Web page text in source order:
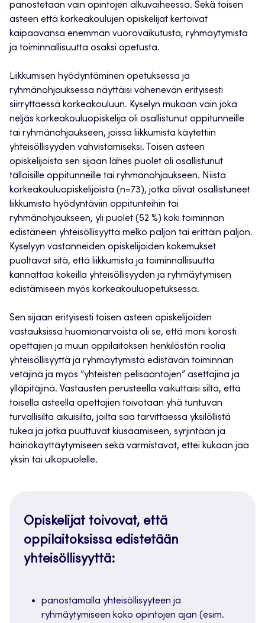
panostetaan vain opintojen alkuvaiheessa. Sekä toisen
asteen että korkeakoulujen opiskelijat kertoivat
kaipaavansa enemmän vuorovaikutusta, ryhmäytymistä
ja toiminnallisuutta osaksi opetusta.
Liikkumisen hyödyntäminen opetuksessa ja
ryhmänohjauksessa näyttäisi vähenevän erityisesti
siirryttäessä korkeakouluun. Kyselyn mukaan vain joka
neljäs korkeakouluopiskelija oli osallistunut oppitunneille
tai ryhmänohjaukseen, joissa liikkumista käytettiin
yhteisöllisyyden vahvistamiseksi. Toisen asteen
opiskelijoista sen sijaan lähes puolet oli osallistunut
tällaisille oppitunneille tai ryhmänohjaukseen. Niistä
korkeakouluopiskelijoista (n=73), jotka olivat osallistuneet
liikkumista hyödyntäviin oppitunteihin tai
ryhmänohjaukseen, yli puolet (52 %) koki toiminnan
edistäneen yhteisöllisyyttä melko paljon tai erittäin paljon.
Kyselyyn vastanneiden opiskelijoiden kokemukset
puoltavat sitä, että liikkumista ja toiminnallisuutta
kannattaa kokeilla yhteisöllisyyden ja ryhmäytymisen
edistämiseen myös korkeakouluopetuksessa.
Sen sijaan erityisesti toisen asteen opiskelijoiden
vastauksissa huomionarvoista oli se, että moni korosti
opettajien ja muun oppilaitoksen henkilöstön roolia
yhteisöllisyyttä ja ryhmäytymistä edistävän toiminnan
vetäjinä ja myös ”yhteisten pelisääntöjen” asettajina ja
ylläpitäjinä. Vastausten perusteella vaikuttaisi siltä, että
toisella asteella opettajien toivotaan yhä tuntuvan
turvallisilta aikuisilta, joilta saa tarvittaessa yksilöllistä
tukea ja jotka puuttuvat kiusaamiseen, syrjintään ja
häiriökäyttäytymiseen sekä varmistavat, ettei kukaan jää
yksin tai ulkopuolelle.
Opiskelijat toivovat, että
oppilaitoksissa edistetään
yhteisöllisyyttä:
panostamalla yhteisöllisyyteen ja
ryhmäytymiseen koko opintojen ajan (esim.